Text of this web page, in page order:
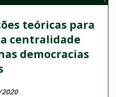
teóricas para
centralidade
democracias